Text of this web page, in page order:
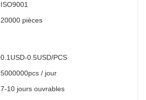
ISO9001
20000 pièces
0.1USD-0.5USD/PCS
5000000pcs / jour
7-10 jours ouvrables